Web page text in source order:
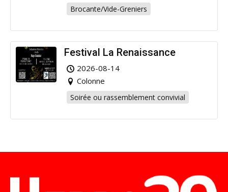
Brocante/Vide-Greniers
Festival La Renaissance
2026-08-14
Colonne
Soirée ou rassemblement convivial